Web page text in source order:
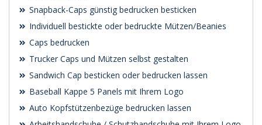
Snapback-Caps günstig bedrucken besticken
Individuell bestickte oder bedruckte Mützen/Beanies
Caps bedrucken
Trucker Caps und Mützen selbst gestalten
Sandwich Cap besticken oder bedrucken lassen
Baseball Kappe 5 Panels mit Ihrem Logo
Auto Kopfstützenbezüge bedrucken lassen